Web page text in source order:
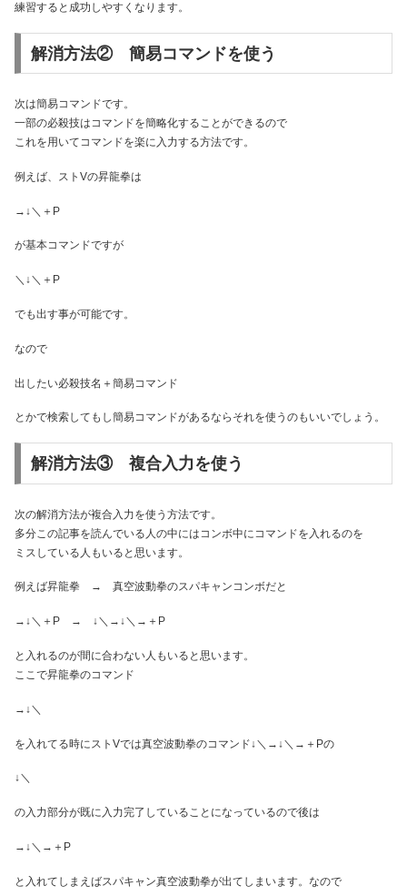
練習すると成功しやすくなります。
解消方法② 簡易コマンドを使う
次は簡易コマンドです。
一部の必殺技はコマンドを簡略化することができるので
これを用いてコマンドを楽に入力する方法です。
例えば、ストVの昇龍拳は
→↓＼＋P
が基本コマンドですが
＼↓＼＋P
でも出す事が可能です。
なので
出したい必殺技名＋簡易コマンド
とかで検索してもし簡易コマンドがあるならそれを使うのもいいでしょう。
解消方法③ 複合入力を使う
次の解消方法が複合入力を使う方法です。
多分この記事を読んでいる人の中にはコンボ中にコマンドを入れるのを
ミスしている人もいると思います。
例えば昇龍拳 → 真空波動拳のスパキャンコンボだと
→↓＼＋P → ↓＼→↓＼→＋P
と入れるのが間に合わない人もいると思います。
ここで昇龍拳のコマンド
→↓＼
を入れてる時にストVでは真空波動拳のコマンド↓＼→↓＼→＋Pの
↓＼
の入力部分が既に入力完了していることになっているので後は
→↓＼→＋P
と入れてしまえばスパキャン真空波動拳が出てしまいます。なので